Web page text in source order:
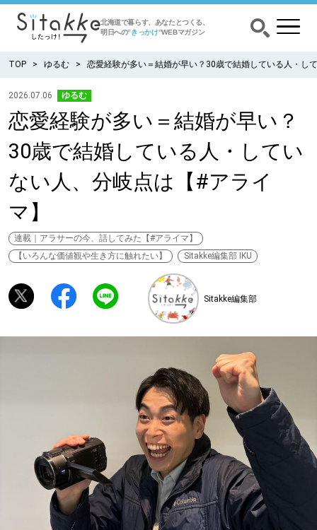
北海道で暮らす、あなたとつくる、
明日への”きっかけ”WEBマガジン
CATEGORY カテゴリー
食べる
出かける
暮らす
LOCAL ローカルエリア
TOP ゆるむ 恋愛経験が多い＝結婚が早い？30歳で結婚している人・し
2026.07.06 ゆるむ
恋愛経験が多い＝結婚が早い？
30歳で結婚している人・してい
ない人、分岐点は【#アライ
マ】
連載｜アラサーの今、話してみた【#アライマ】
【いろんな価値観や生き方に触れたい】
Sitakke編集部 IKU
Sitakke編集部